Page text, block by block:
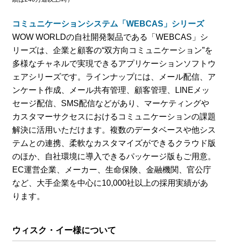
コミュニケーションシステム「WEBCAS」シリーズ
WOW WORLDの自社開発製品である「WEBCAS」シ
リーズは、企業と顧客の“双方向コミュニケーション”を
多様なチャネルで実現できるアプリケーションソフトウ
ェアシリーズです。ラインナップには、メール配信、ア
ンケート作成、メール共有管理、顧客管理、LINEメッ
セージ配信、SMS配信などがあり、マーケティングや
カスタマーサクセスにおけるコミュニケーションの課題
解決に活用いただけます。複数のデータベースや他シス
テムとの連携、柔軟なカスタマイズができるクラウド版
のほか、自社環境に導入できるパッケージ版もご用意。
EC運営企業、メーカー、生命保険、金融機関、官公庁
など、大手企業を中心に10,000社以上の採用実績があ
ります。
ウィスク・イー様について